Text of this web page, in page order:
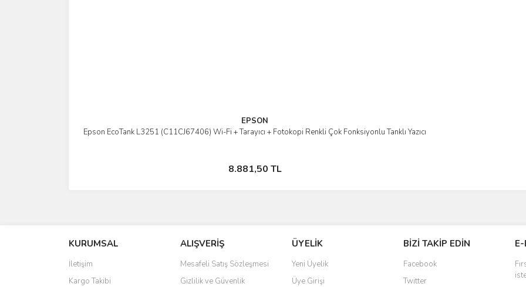
EPSON
Epson EcoTank L3251 (C11CJ67406) Wi-Fi + Tarayıcı + Fotokopi Renkli Çok Fonksiyonlu Tanklı Yazıcı
8.881,50 TL
İncele
Sepete Ekle
KURUMSAL
İletişim
Kargo Takibi
ALIŞVERİŞ
Mesafeli Satış Sözleşmesi
Gizlilik ve Güvenlik
ÜYELİK
Yeni Üyelik
Üye Girişi
BİZİ TAKİP EDİN
Facebook
Twitter